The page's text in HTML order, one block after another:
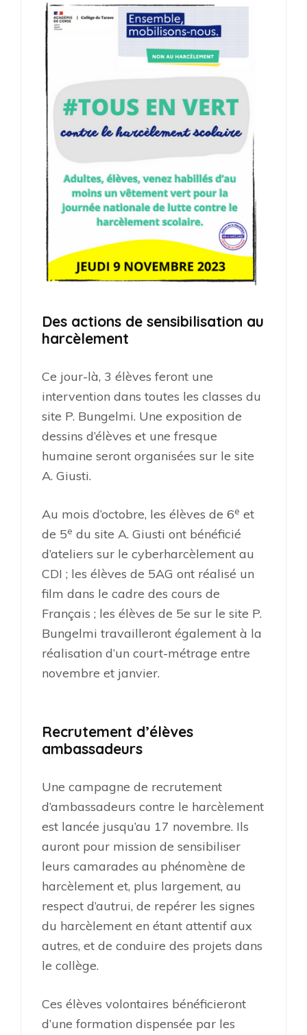
Des actions de sensibilisation au
harcèlement
Ce jour-là, 3 élèves feront une
intervention dans toutes les classes du
site P. Bungelmi. Une exposition de
dessins d’élèves et une fresque
humaine seront organisées sur le site
A. Giusti.
Au mois d’octobre, les élèves de 6e et
de 5e du site A. Giusti ont bénéficié
d’ateliers sur le cyberharcèlement au
CDI ; les élèves de 5AG ont réalisé un
film dans le cadre des cours de
Français ; les élèves de 5e sur le site P.
Bungelmi travailleront également à la
réalisation d’un court-métrage entre
novembre et janvier.
Recrutement d’élèves
ambassadeurs
Une campagne de recrutement
d’ambassadeurs contre le harcèlement
est lancée jusqu’au 17 novembre. Ils
auront pour mission de sensibiliser
leurs camarades au phénomène de
harcèlement et, plus largement, au
respect d’autrui, de repérer les signes
du harcèlement en étant attentif aux
autres, et de conduire des projets dans
le collège.
Ces élèves volontaires bénéficieront
d’une formation dispensée par les